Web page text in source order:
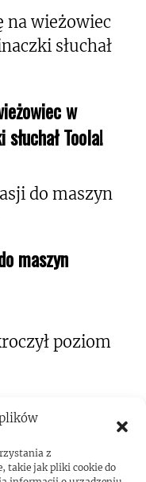
z
takie jak pliki cookie do
w
Toola!
maszyn
poziom